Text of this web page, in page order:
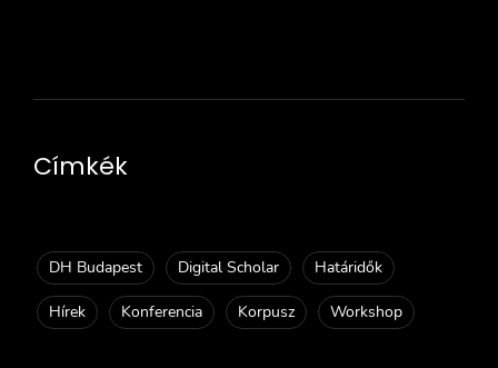
Címkék
DH Budapest Digital Scholar Határidők
Hírek Konferencia Korpusz Workshop